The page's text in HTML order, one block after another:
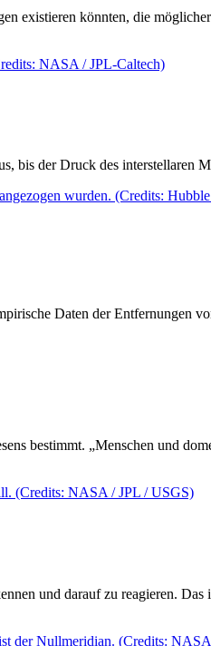
existieren könnten, die
bis der Druck des interstellaren
Daten der Entfernungen
bestimmt. „Menschen und
und darauf zu reagieren. Das